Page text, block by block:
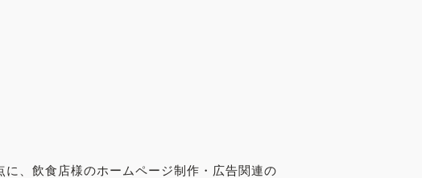
、飲食店様のホームページ制作・広告関連の